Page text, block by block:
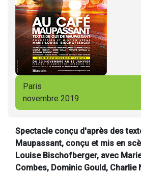
Paris
novembre 2019
Spectacle conçu d'après des
Maupassant, conçu et mis en
Louise Bischofberger, avec
Combes, Dominic Gould, Charlie